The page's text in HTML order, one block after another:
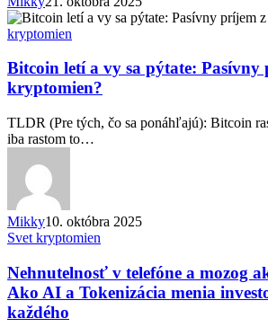
Bitcoin
letí
vy
sa
pýtate:
príjem
z
kryptomien?
kryptomien
Bitcoin letí a vy sa pýtate: Pasívny
kryptomien?
TLDR (Pre tých, čo sa ponáhľajú): Bitcoin
iba rastom to…
Mikky10. októbra 2025
Nehnutelnosť
telefóne
a
mozog
ako
Svet kryptomien
Nehnutelnosť v telefóne a mozog
Ako AI a Tokenizácia menia
každého